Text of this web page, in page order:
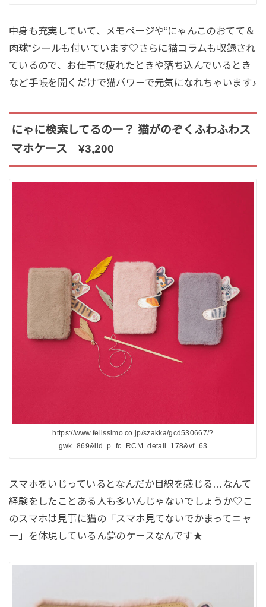
中身も充実していて、メモページや“にゃんこのおてて＆
肉球”シールも付いています♡さらに猫コラムも収録され
ているので、お仕事で疲れたときや落ち込んでいるとき
など手帳を開くだけで猫パワーで元気になれちゃいます♪
にゃに検索してるのー？ 猫がのぞくふわふわス
マホケース ¥3,200
https://www.felissimo.co.jp/szakka/gcd530667/?
gwk=869&iid=p_fc_RCM_detail_178&vf=63
スマホをいじっているとなんだか目線を感じる…なんて
経験をしたことある人も多いんじゃないでしょうか♡こ
のスマホは見事に猫の「スマホ見てないでかまってニャ
ー」を体現しているん夢のケースなんです★